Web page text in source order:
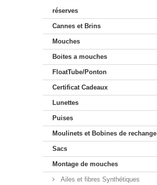
réserves
Cannes et Brins
Mouches
Boites a mouches
FloatTube/Ponton
Certificat Cadeaux
Lunettes
Puises
Moulinets et Bobines de rechange
Sacs
Montage de mouches
Ailes et fibres Synthétiques